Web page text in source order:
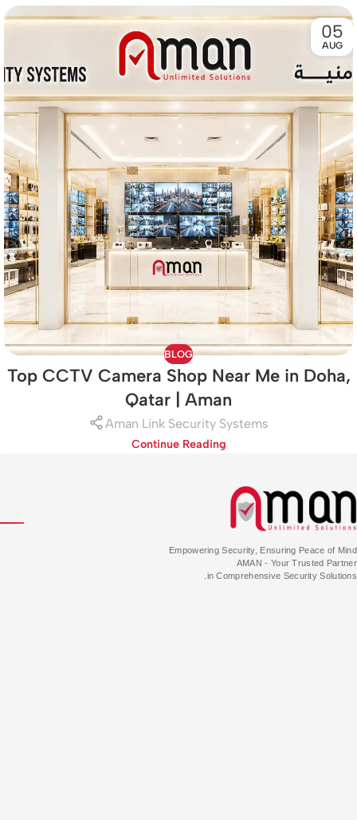
05
AUG
BLOG
Top CCTV Camera Shop Near Me in Doha,
Qatar | Aman
Aman Link Security Systems
Continue Reading
Empowering Security, Ensuring Peace of Mind
AMAN - Your Trusted Partner
in Comprehensive Security Solutions.